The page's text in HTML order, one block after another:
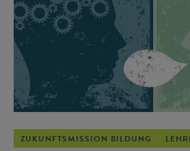
ZUKUNFTSMISSION BILDUNG